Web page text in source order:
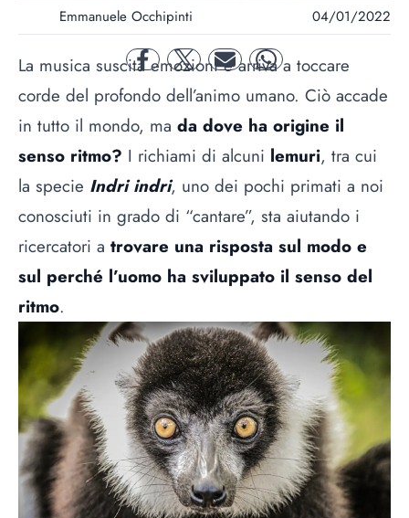
Emmanuele Occhipinti 04/01/2022
facebooktwitter mail whatsapp
La musica suscita emozioni e arriva a toccare
corde del profondo dell’animo umano. Ciò accade
in tutto il mondo, ma da dove ha origine il
senso ritmo? I richiami di alcuni lemuri, tra cui
la specie Indri indri, uno dei pochi primati a noi
conosciuti in grado di “cantare”, sta aiutando i
ricercatori a trovare una risposta sul modo e
sul perché l’uomo ha sviluppato il senso del
ritmo.